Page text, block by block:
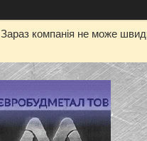
Зараз компанія не може